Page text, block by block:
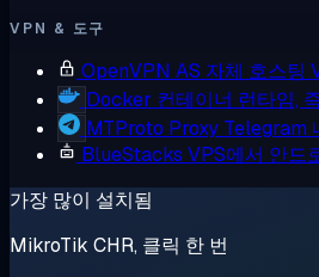
VPN & 도구
OpenVPN AS 자체 호스팅
Docker 컨테이너 런타임,
MTProto Proxy Telegram
BlueStacks VPS에서 안드
가장 많이 설치됨
MikroTik CHR, 클릭 한 번